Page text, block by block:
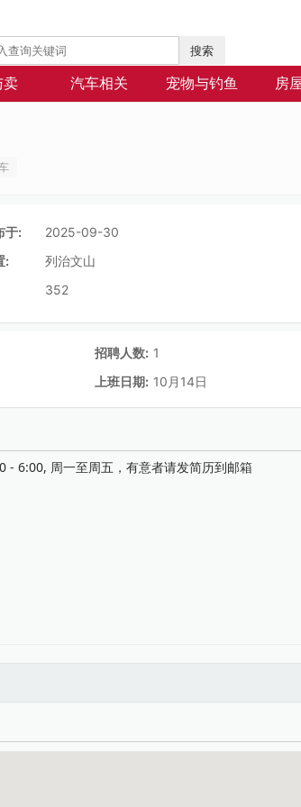
搜索
卖 汽车相关 宠物与钓鱼 房
于:
2025-09-30
:
列治文山
352
招聘人数: 1
上班日期: 10月14日
- 6:00, 周一至周五，有意者请发简历到邮箱